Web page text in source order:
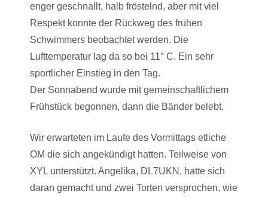
enger geschnallt, halb fröstelnd, aber mit viel
Respekt konnte der Rückweg des frühen
Schwimmers beobachtet werden. Die
Lufttemperatur lag da so bei 11° C. Ein sehr
sportlicher Einstieg in den Tag.
Der Sonnabend wurde mit gemeinschaftlichem
Frühstück begonnen, dann die Bänder belebt.
Wir erwarteten im Laufe des Vormittags etliche
OM die sich angekündigt hatten. Teilweise von
XYL unterstützt. Angelika, DL7UKN, hatte sich
daran gemacht und zwei Torten versprochen, wie